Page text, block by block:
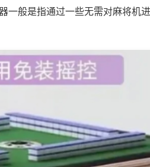
一般是指通过一些无需对麻将机